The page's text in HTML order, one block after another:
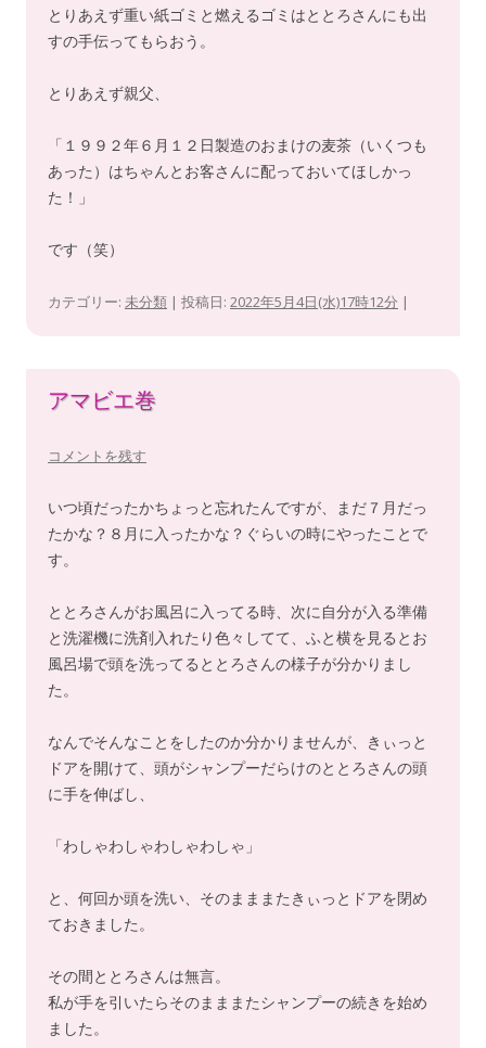
とりあえず重い紙ゴミと燃えるゴミはととろさんにも出
すの手伝ってもらおう。
とりあえず親父、
「１９９２年６月１２日製造のおまけの麦茶（いくつも
あった）はちゃんとお客さんに配っておいてほしかっ
た！」
です（笑）
カテゴリー: 未分類 | 投稿日: 2022年5月4日(水)17時12分 |
アマビエ巻
コメントを残す
いつ頃だったかちょっと忘れたんですが、まだ７月だっ
たかな？８月に入ったかな？ぐらいの時にやったことで
す。
ととろさんがお風呂に入ってる時、次に自分が入る準備
と洗濯機に洗剤入れたり色々してて、ふと横を見るとお
風呂場で頭を洗ってるととろさんの様子が分かりまし
た。
なんでそんなことをしたのか分かりませんが、きぃっと
ドアを開けて、頭がシャンプーだらけのととろさんの頭
に手を伸ばし、
「わしゃわしゃわしゃわしゃ」
と、何回か頭を洗い、そのまままたきぃっとドアを閉め
ておきました。
その間ととろさんは無言。
私が手を引いたらそのまままたシャンプーの続きを始め
ました。